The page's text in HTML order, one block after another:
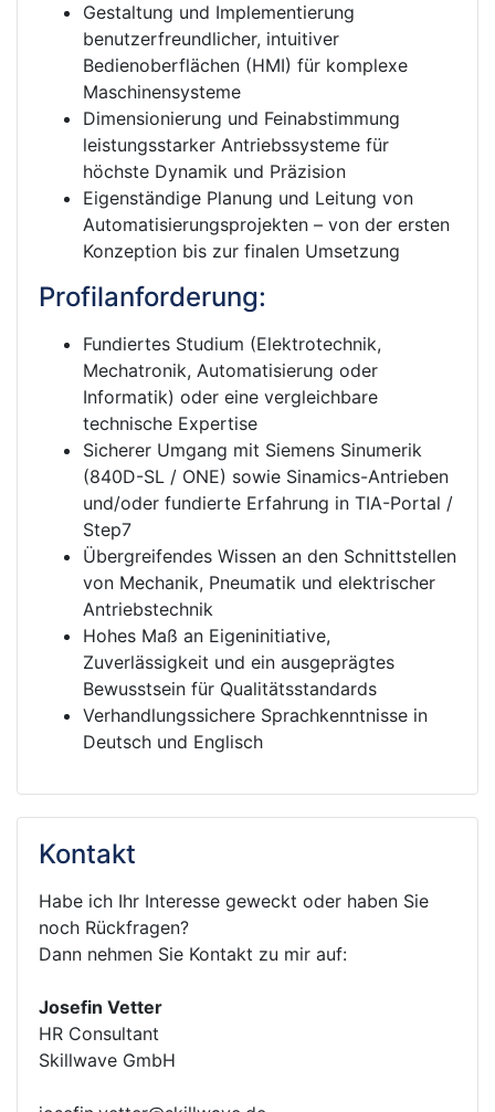
Gestaltung und Implementierung
benutzerfreundlicher, intuitiver
Bedienoberflächen (HMI) für komplexe
Maschinensysteme
Dimensionierung und Feinabstimmung
leistungsstarker Antriebssysteme für
höchste Dynamik und Präzision
Eigenständige Planung und Leitung von
Automatisierungsprojekten – von der ersten
Konzeption bis zur finalen Umsetzung
Profilanforderung:
Fundiertes Studium (Elektrotechnik,
Mechatronik, Automatisierung oder
Informatik) oder eine vergleichbare
technische Expertise
Sicherer Umgang mit Siemens Sinumerik
(840D-SL / ONE) sowie Sinamics-Antrieben
und/oder fundierte Erfahrung in TIA-Portal /
Step7
Übergreifendes Wissen an den Schnittstellen
von Mechanik, Pneumatik und elektrischer
Antriebstechnik
Hohes Maß an Eigeninitiative,
Zuverlässigkeit und ein ausgeprägtes
Bewusstsein für Qualitätsstandards
Verhandlungssichere Sprachkenntnisse in
Deutsch und Englisch
Kontakt
Habe ich Ihr Interesse geweckt oder haben Sie
noch Rückfragen?
Dann nehmen Sie Kontakt zu mir auf:
Josefin Vetter
HR Consultant
Skillwave GmbH